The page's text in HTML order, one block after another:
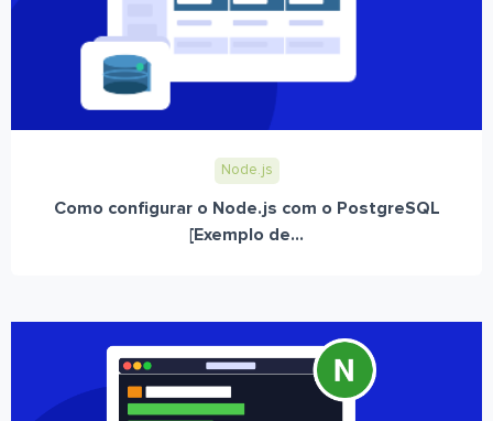
Node.js
Como configurar o Node.js com o PostgreSQL
[Exemplo de...